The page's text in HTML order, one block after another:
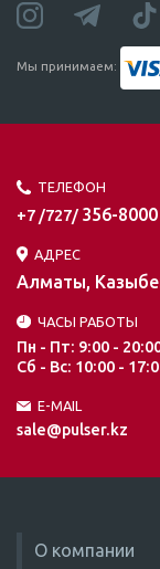
Мы принимаем:
ТЕЛЕФОН
+7 /727/ 356-8000
АДРЕС
Алматы,
ЧАСЫ РАБОТЫ
Пн - Пт: 9:00 -
Сб - Вс: 10:00 -
E-MAIL
sale@pulser.kz
О компании